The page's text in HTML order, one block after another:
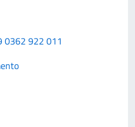
0362 922 011